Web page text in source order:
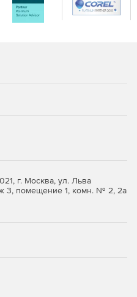
г. Москва, ул. Льва
3, помещение 1, комн. № 2, 2а